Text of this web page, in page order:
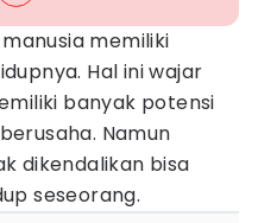
memiliki
Hal ini wajar
banyak potensi
Namun
dikendalikan bisa
seseorang.